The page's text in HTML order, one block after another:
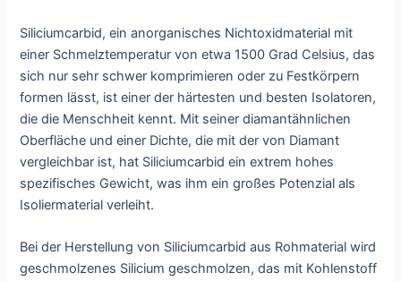
Siliciumcarbid, ein anorganisches Nichtoxidmaterial mit
einer Schmelztemperatur von etwa 1500 Grad Celsius, das
sich nur sehr schwer komprimieren oder zu Festkörpern
formen lässt, ist einer der härtesten und besten Isolatoren,
die die Menschheit kennt. Mit seiner diamantähnlichen
Oberfläche und einer Dichte, die mit der von Diamant
vergleichbar ist, hat Siliciumcarbid ein extrem hohes
spezifisches Gewicht, was ihm ein großes Potenzial als
Isoliermaterial verleiht.
Bei der Herstellung von Siliciumcarbid aus Rohmaterial wird
geschmolzenes Silicium geschmolzen, das mit Kohlenstoff